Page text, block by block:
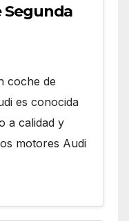
Segunda
coche de
es conocida
a calidad y
motores Audi